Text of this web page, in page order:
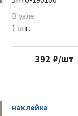
В узле
1 шт.
392 ₽/шт
наклейка